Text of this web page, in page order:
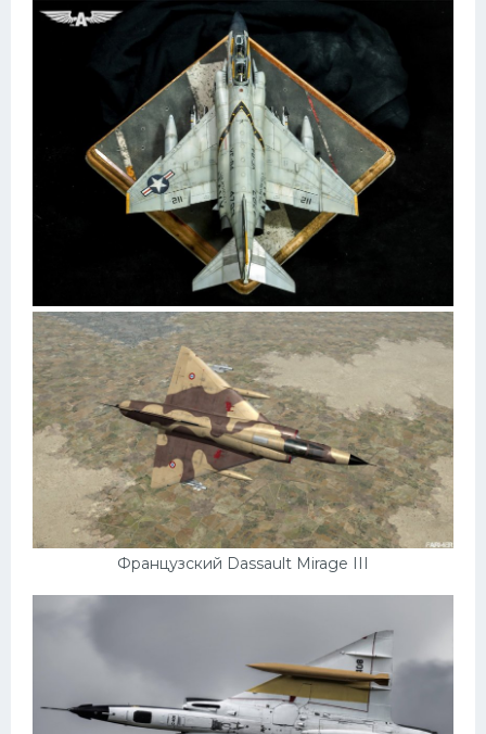
Французский Dassault Mirage III